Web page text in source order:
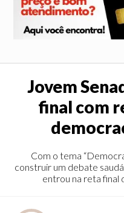
Jovem
final com
Com o tema
construir um debate
entrou na reta final